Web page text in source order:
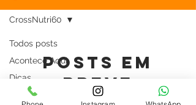
Todos posts
Acontece Aqui
Dicas
CrossNutri60
CrossNutri60
Posts em
breve